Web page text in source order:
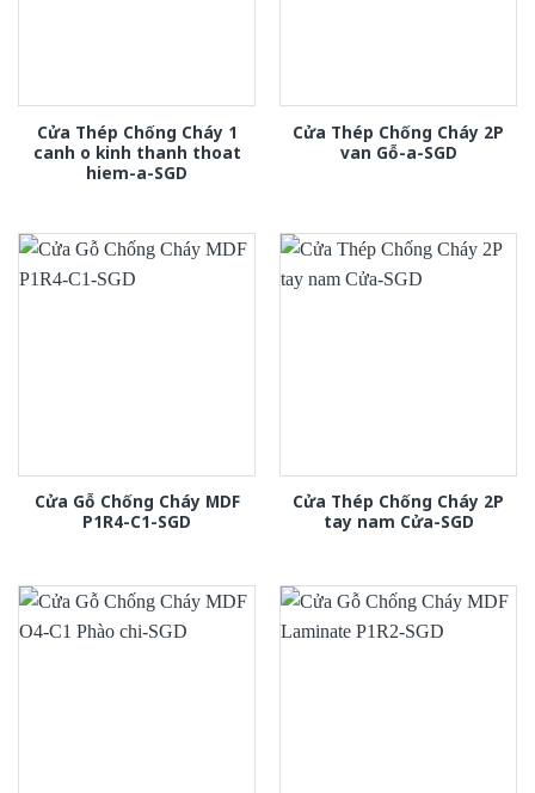
Cửa Thép Chống Cháy 1
canh o kinh thanh thoat
hiem-a-SGD
Cửa Thép Chống Cháy 2P
van Gỗ-a-SGD
Cửa Gỗ Chống Cháy MDF
P1R4-C1-SGD
Cửa Thép Chống Cháy 2P
tay nam Cửa-SGD